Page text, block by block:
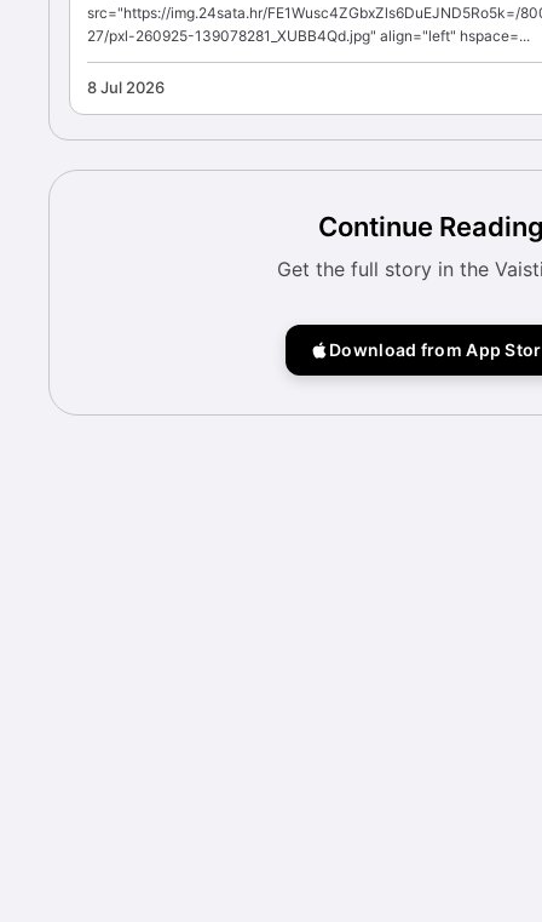
src="https://img.24sata.hr/FE1Wusc4ZGbxZls6DuEJND5Ro5k=/
27/pxl-260925-139078281_XUBB4Qd.jpg" align="left" hspace=...
8 Jul 2026
Continue
Get the full story in the
Download from App